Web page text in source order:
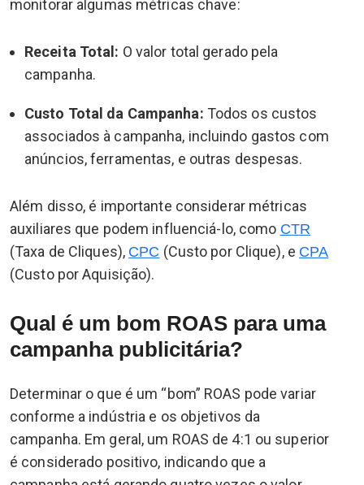
monitorar algumas métricas chave:
Receita Total: O valor total gerado pela
campanha.
Custo Total da Campanha: Todos os custos
associados à campanha, incluindo gastos com
anúncios, ferramentas, e outras despesas.
Além disso, é importante considerar métricas
auxiliares que podem influenciá-lo, como CTR
(Taxa de Cliques), CPC (Custo por Clique), e CPA
(Custo por Aquisição).
Qual é um bom ROAS para uma
campanha publicitária?
Determinar o que é um “bom” ROAS pode variar
conforme a indústria e os objetivos da
campanha. Em geral, um ROAS de 4:1 ou superior
é considerado positivo, indicando que a